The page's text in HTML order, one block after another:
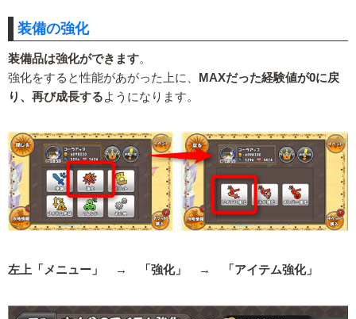
装備の強化
装備品は強化ができます。
強化をすると性能があがった上に、
MAXだった経験値が0に戻
り、再び成長するようになります。
左上「メニュー」 → 「強化」 → 「アイテム強化」